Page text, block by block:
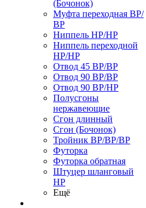
(Бочонок)
Муфта переходная ВР/
ВР
Ниппель НР/НР
Ниппель переходной
НР/НР
Отвод 45 ВР/ВР
Отвод 90 ВР/ВР
Отвод 90 ВР/НР
Полусгоны
нержавеющие
Сгон длинный
Сгон (Бочонок)
Тройник ВР/ВР/ВР
Футорка
Футорка обратная
Штуцер шланговый
НР
Ещё